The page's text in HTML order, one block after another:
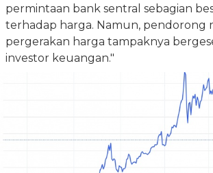
permintaan bank sentral sebagian
terhadap harga. Namun, pendorong
pergerakan harga tampaknya
investor keuangan."